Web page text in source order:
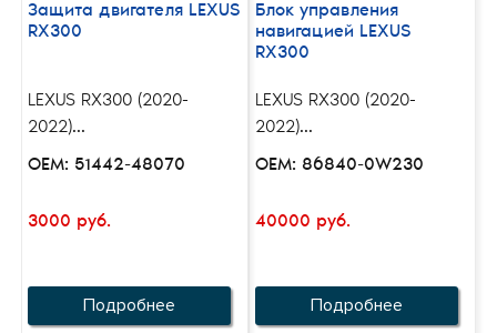
Защита двигателя LEXUS
RX300
LEXUS RX300 (2020-
2022)...
OEM: 51442-48070
3000 руб.
Подробнее
Блок управления
навигацией LEXUS
RX300
LEXUS RX300 (2020-
2022)...
OEM: 86840-0W230
40000 руб.
Подробнее